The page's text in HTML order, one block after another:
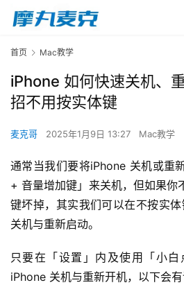
首页 Mac教学
iPhone 如何快速关机、
招不用按实体键
麦克哥 2025年1月9日 13:27 Mac教学
通常当我们要将iPhone 关机或重
+ 音量增加键」来关机，但如果你
键坏掉，其实我们可以在不按实
关机与重新启动。
只要在「设置」内及使用「小
iPhone 关机与重新开机，以下会有